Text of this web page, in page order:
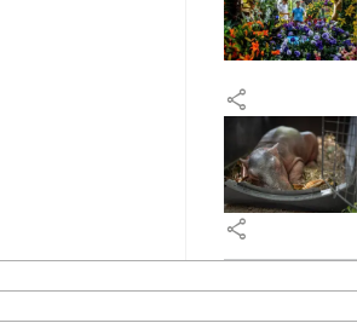
share
share